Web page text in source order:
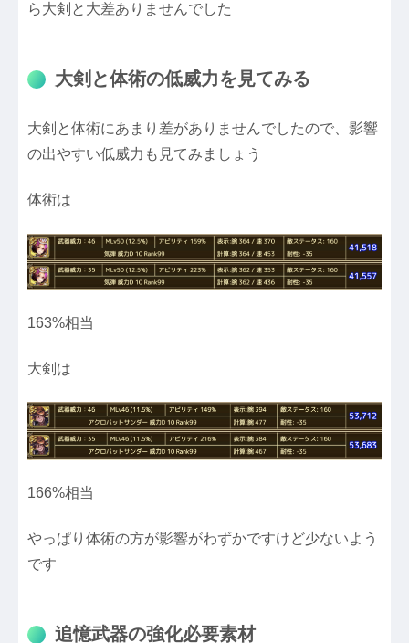
ら大剣と大差ありませんでした
大剣と体術の低威力を見てみる
大剣と体術にあまり差がありませんでしたので、影響
の出やすい低威力も見てみましょう
体術は
163%相当
大剣は
166%相当
やっぱり体術の方が影響がわずかですけど少ないよう
です
追憶武器の強化必要素材